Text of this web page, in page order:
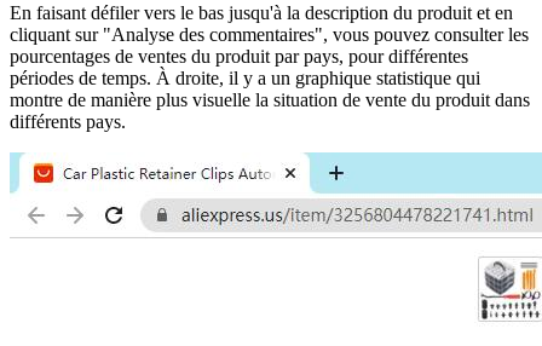
En faisant défiler vers le bas jusqu'à la description du produit et en
cliquant sur "Analyse des commentaires", vous pouvez consulter les
pourcentages de ventes du produit par pays, pour différentes
périodes de temps. À droite, il y a un graphique statistique qui
montre de manière plus visuelle la situation de vente du produit dans
différents pays.